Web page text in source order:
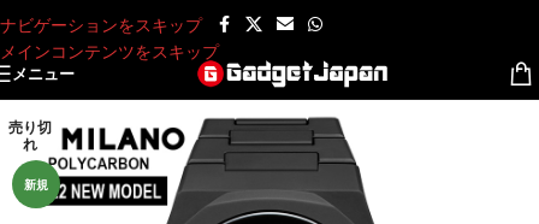
ナビゲーションをスキップ
メインコンテンツをスキップ
メニュー
売り切
れ
新規